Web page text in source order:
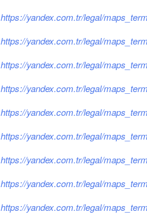
https://yandex.com.tr/legal/
https://yandex.com.tr/legal/
https://yandex.com.tr/legal/
https://yandex.com.tr/legal/
https://yandex.com.tr/legal/
https://yandex.com.tr/legal/
https://yandex.com.tr/legal/
https://yandex.com.tr/legal/
https://yandex.com.tr/legal/